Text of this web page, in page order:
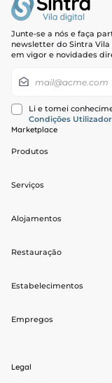
Junte-se a nós e faça
newsletter do Sintra
em vigor e novidades
Li e tomei
Condições Utilizador
Marketplace
Produtos
Serviços
Alojamentos
Restauração
Estabelecimentos
Empregos
Legal